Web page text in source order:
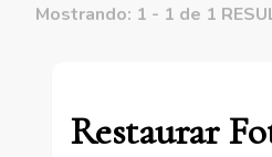
Mostrando: 1 - 1 de 1
Restaurar